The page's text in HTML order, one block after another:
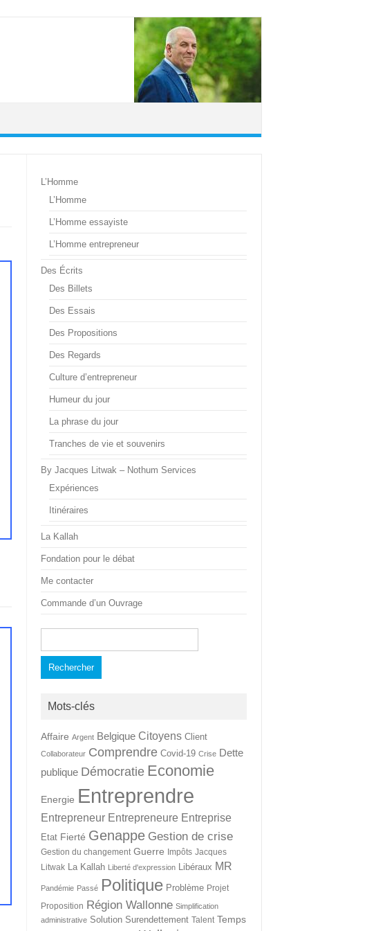
L’Homme
L’Homme
L’Homme essayiste
L’Homme entrepreneur
Des Écrits
Des Billets
Des Essais
Des Propositions
Des Regards
Culture d’entrepreneur
Humeur du jour
La phrase du jour
Tranches de vie et souvenirs
By Jacques Litwak – Nothum Services
Expériences
Itinéraires
La Kallah
Fondation pour le débat
Me contacter
Commande d’un Ouvrage
Mots-clés
Affaire Argent Belgique Citoyens Client
Collaborateur Comprendre Covid-19 Crise Dette
publique Démocratie Economie
Energie Entreprendre
Entrepreneur Entrepreneure Entreprise
Etat Fierté Genappe Gestion de crise
Gestion du changement Guerre Impôts Jacques
Litwak La Kallah Liberté d'expression Libéraux MR
Pandémie Passé Politique Problème Projet
Proposition Région Wallonne Simplification
administrative Solution Surendettement Talent Temps